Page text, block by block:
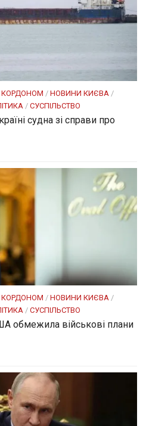
КОРДОНОМ / НОВИНИ КИЄВА /
/ СУСПІЛЬСТВО
судна зі справи про
КОРДОНОМ / НОВИНИ КИЄВА /
/ СУСПІЛЬСТВО
обмежила військові плани